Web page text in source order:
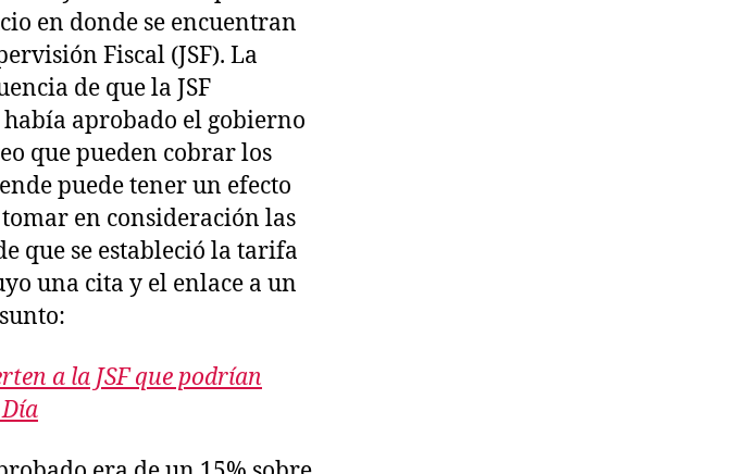
en donde se encuentran
Fiscal (JSF). La
de que la JSF
aprobado el gobierno
que pueden cobrar los
puede tener un efecto
en consideración las
que se estableció la tarifa
una cita y el enlace a un
a la JSF que podrían